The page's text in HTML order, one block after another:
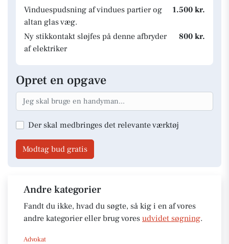
Vinduespudsning af vindues partier og
altan glas væg.
1.500 kr.
Ny stikkontakt sløjfes på denne afbryder
af elektriker
800 kr.
Opret en opgave
Der skal medbringes det relevante værktøj
Modtag bud gratis
Andre kategorier
Fandt du ikke, hvad du søgte, så kig i en af vores
andre kategorier eller brug vores udvidet søgning.
Advokat